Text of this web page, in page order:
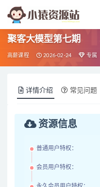
聚客大模型第七期
高薪课程 2026-02-24 专属
详情介绍 常见问题
资源信息
普通用户特权：
会员用户特权：